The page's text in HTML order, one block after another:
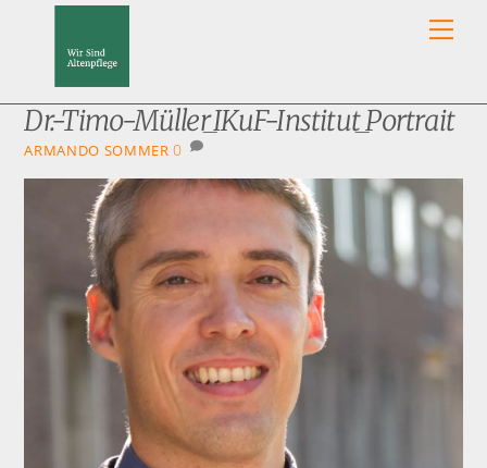
Dr.-Timo-Müller_IKuF-Institut_Portrait
ARMANDO SOMMER 0